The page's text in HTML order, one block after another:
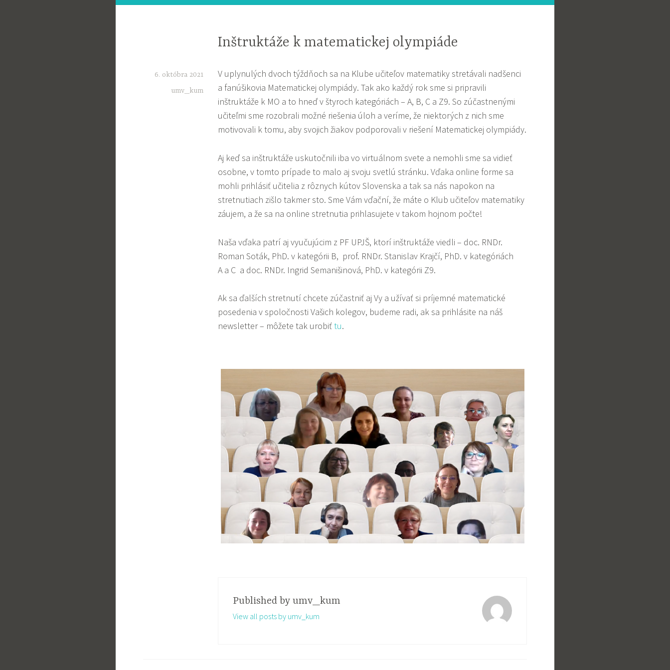
Inštruktáže k matematickej olympiáde
6. októbra 2021
umv_kum
V uplynulých dvoch týždňoch sa na Klube učiteľov matematiky stretávali nadšenci
a fanúšikovia Matematickej olympiády. Tak ako každý rok sme si pripravili
inštruktáže k MO a to hneď v štyroch kategóriách – A, B, C a Z9. So zúčastnenými
učiteľmi sme rozobrali možné riešenia úloh a veríme, že niektorých z nich sme
motivovali k tomu, aby svojich žiakov podporovali v riešení Matematickej olympiády.
Aj keď sa inštruktáže uskutočnili iba vo virtuálnom svete a nemohli sme sa vidieť
osobne, v tomto prípade to malo aj svoju svetlú stránku. Vďaka online forme sa
mohli prihlásiť učitelia z rôznych kútov Slovenska a tak sa nás napokon na
stretnutiach zišlo takmer sto. Sme Vám vďační, že máte o Klub učiteľov matematiky
záujem, a že sa na online stretnutia prihlasujete v takom hojnom počte!
Naša vďaka patrí aj vyučujúcim z PF UPJŠ, ktorí inštruktáže viedli – doc. RNDr.
Roman Soták, PhD. v kategórii B, prof. RNDr. Stanislav Krajčí, PhD. v kategóriách
A a C a doc. RNDr. Ingrid Semanišinová, PhD. v kategórii Z9.
Ak sa ďalších stretnutí chcete zúčastniť aj Vy a užívať si príjemné matematické
posedenia v spoločnosti Vašich kolegov, budeme radi, ak sa prihlásite na náš
newsletter – môžete tak urobiťtu.
Published by umv_kum
View all posts by umv_kum